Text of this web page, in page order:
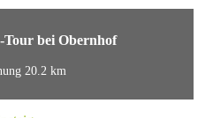
Tour bei Obernhof
20.2 km